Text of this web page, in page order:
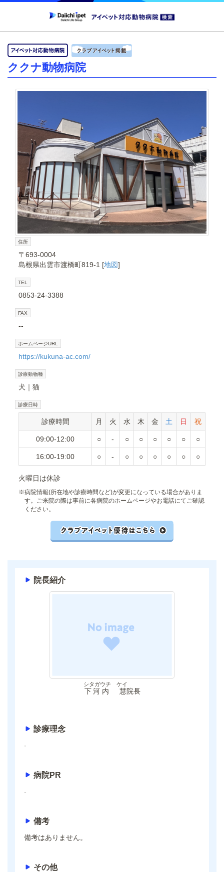
ククナ動物病院
住所
〒693-0004
島根県出雲市渡橋町819-1 [地図]
TEL
0853-24-3388
FAX
--
ホームページURL
https://kukuna-ac.com/
診療動物種
犬 猫
診療日時
診療時間 月 火 水 木 金 土 日 祝
09:00-12:00 ○ - ○ ○ ○ ○ ○ ○
16:00-19:00 ○ - ○ ○ ○ ○ ○ ○
火曜日は休診
※病院情報(所在地や診療時間など)が変更になっている場合がありま
す。ご来院の際は事前に各病院のホームページやお電話にてご確認
ください。
院長紹介
下河内 慧
シタガウチ ケイ
院長
診療理念
-
病院PR
-
備考
備考はありません。
その他